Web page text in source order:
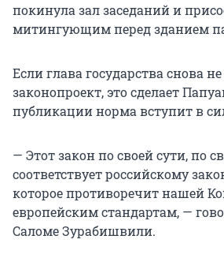
покинула зал заседаний и
митингующим перед зданием
Если глава государства снова
законопроект, это сделает
публикации норма вступит в
— Этот закон по своей сути, по
соответствует российскому
которое противоречит нашей
европейским стандартам, —
Саломе Зурабишвили.